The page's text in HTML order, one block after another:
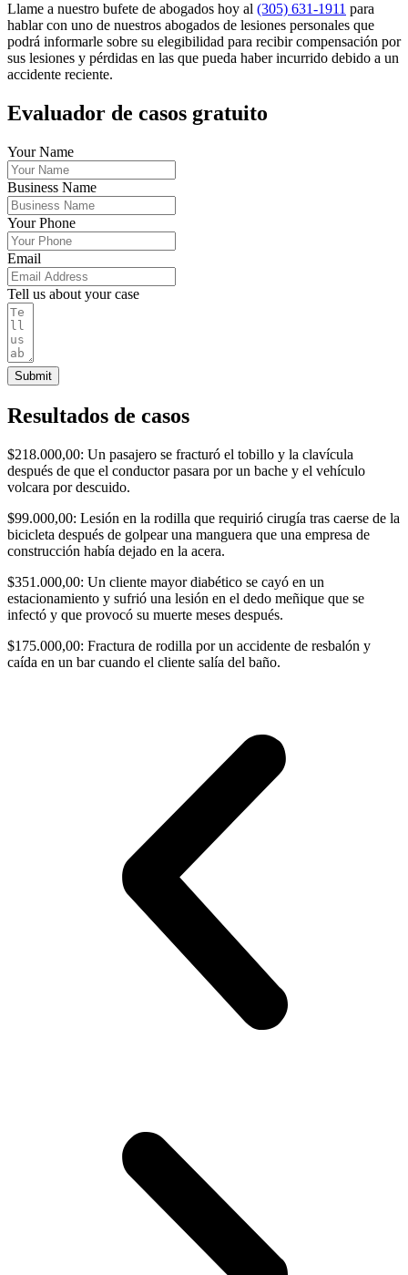
Llame a nuestro bufete de abogados hoy al (305) 631-1911 para
hablar con uno de nuestros abogados de lesiones personales que
podrá informarle sobre su elegibilidad para recibir compensación por
sus lesiones y pérdidas en las que pueda haber incurrido debido a un
accidente reciente.
Evaluador de casos gratuito
Your Name
Business Name
Your Phone
Email
Tell us about your case
Submit
Resultados de casos
$218.000,00: Un pasajero se fracturó el tobillo y la clavícula
después de que el conductor pasara por un bache y el vehículo
volcara por descuido.
$99.000,00: Lesión en la rodilla que requirió cirugía tras caerse de la
bicicleta después de golpear una manguera que una empresa de
construcción había dejado en la acera.
$351.000,00: Un cliente mayor diabético se cayó en un
estacionamiento y sufrió una lesión en el dedo meñique que se
infectó y que provocó su muerte meses después.
$175.000,00: Fractura de rodilla por un accidente de resbalón y
caída en un bar cuando el cliente salía del baño.